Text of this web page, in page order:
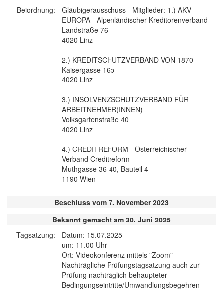
Beiordnung:
Gläubigerausschuss - Mitglieder: 1.) AKV
EUROPA - Alpenländischer Kreditorenverband
Landstraße 76
4020 Linz
2.) KREDITSCHUTZVERBAND VON 1870
Kaisergasse 16b
4020 Linz
3.) INSOLVENZSCHUTZVERBAND FÜR
ARBEITNEHMER(INNEN)
Volksgartenstraße 40
4020 Linz
4.) CREDITREFORM - Österreichischer
Verband Creditreform
Muthgasse 36-40, Bauteil 4
1190 Wien
Beschluss vom 7. November 2023
Bekannt gemacht am 30. Juni 2025
Tagsatzung:
Datum: 15.07.2025
um: 11.00 Uhr
Ort: Videokonferenz mittels "Zoom"
Nachträgliche Prüfungstagsatzung auch zur
Prüfung nachträglich behaupteter
Bedingungseintritte/Umwandlungsbegehren